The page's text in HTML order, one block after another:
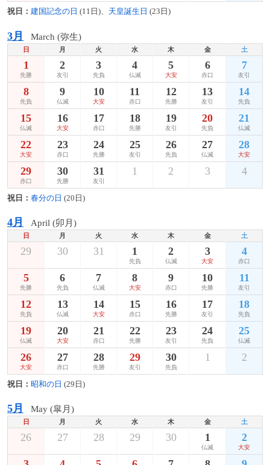
祝日： 建国記念の日 (11日)、 天皇誕生日 (23日)
3月 March (弥生)
日 月 火 水 木 金 土
1
先勝
2
友引
3
先負
4
仏滅
5
大安
6
赤口
7
友引
8
先負
9
仏滅
10
大安
11
赤口
12
先勝
13
友引
14
先負
15
仏滅
16
大安
17
赤口
18
先勝
19
友引
20
先負
21
仏滅
22
大安
23
赤口
24
先勝
25
友引
26
先負
27
仏滅
28
大安
29
赤口
30
先勝
31
友引
1 2 3 4
祝日： 春分の日 (20日)
4月 April (卯月)
日 月 火 水 木 金 土
29 30 31 1
先負
2
仏滅
3
大安
4
赤口
5
先勝
6
先負
7
仏滅
8
大安
9
赤口
10
先勝
11
友引
12
先負
13
仏滅
14
大安
15
赤口
16
先勝
17
友引
18
先負
19
仏滅
20
大安
21
赤口
22
先勝
23
友引
24
先負
25
仏滅
26
大安
27
赤口
28
先勝
29
友引
30
先負
1 2
祝日： 昭和の日 (29日)
5月 May (皐月)
日 月 火 水 木 金 土
26 27 28 29 30 1
仏滅
2
大安